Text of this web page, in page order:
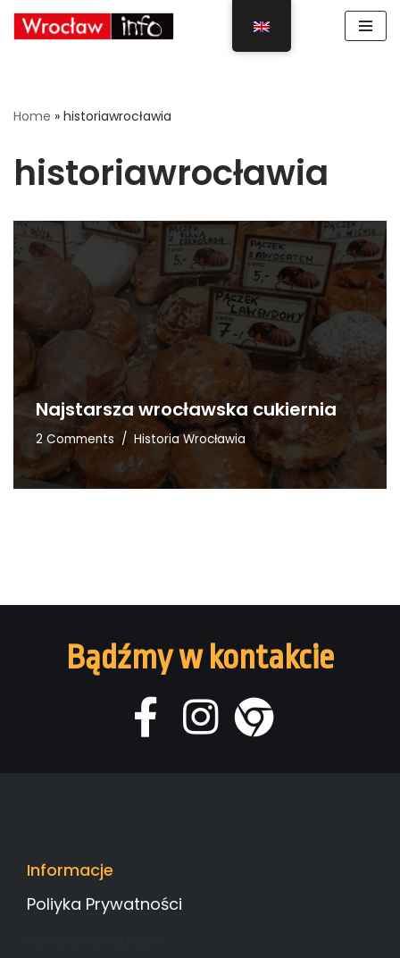
Home » historiawrocławia
historiawrocławia
Najstarsza wrocławska cukiernia
2 Comments Historia Wrocławia
Bądźmy w kontakcie
Informacje
Poliyka Prywatności